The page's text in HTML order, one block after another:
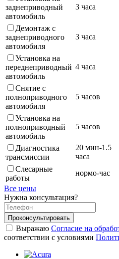
заднеприводный
автомобиль
3 часа
Демонтаж с
заднеприводного
автомобиля
3 часа
Установка на
переднеприводный
автомобиль
4 часа
Снятие с
полноприводного
автомобиля
5 часов
Установка на
полноприводный
автомобиль
5 часов
Диагностика
трансмиссии
20 мин-1.5
часа
Слесарные
работы
нормо-час
Все цены
Нужна консультация?
Проконсультировать
Выражаю Согласие на
соответствии с условиями